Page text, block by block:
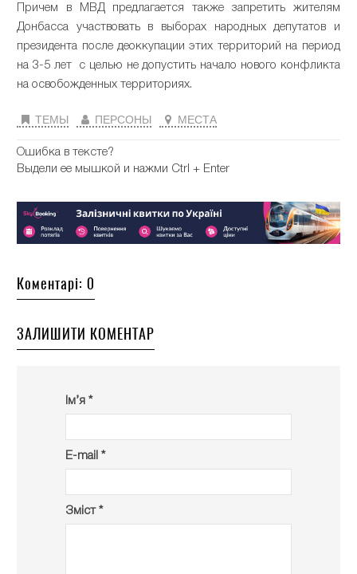
Причем в МВД предлагается также запретить жителям
Донбасса участвовать в выборах народных депутатов и
президента после деоккупации этих территорий на период
на 3-5 лет с целью не допустить начало нового конфликта
на освобожденных территориях.
ТЕМЫ ПЕРСОНЫ МЕСТА
Ошибка в тексте?
Выдели ее мышкой и нажми Ctrl + Enter
Коментарі: 0
ЗАЛИШИТИ КОМЕНТАР
Ім’я *
E-mail *
Зміст *